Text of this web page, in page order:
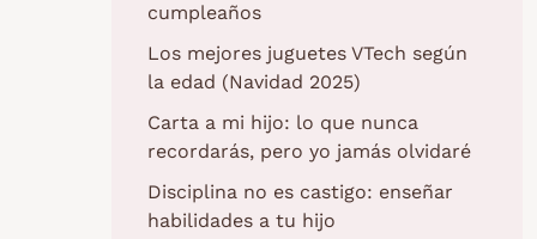
cumpleaños
Los mejores juguetes VTech según
la edad (Navidad 2025)
Carta a mi hijo: lo que nunca
recordarás, pero yo jamás olvidaré
Disciplina no es castigo: enseñar
habilidades a tu hijo